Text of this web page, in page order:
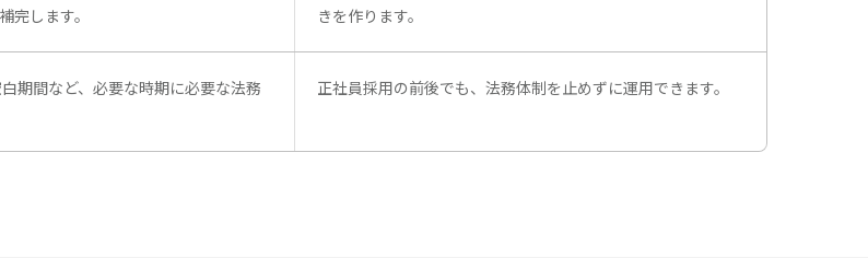
完します。
きを作ります。
期間など、必要な時期に必要な法務
正社員採用の前後でも、法務体制を止めずに運用できます。